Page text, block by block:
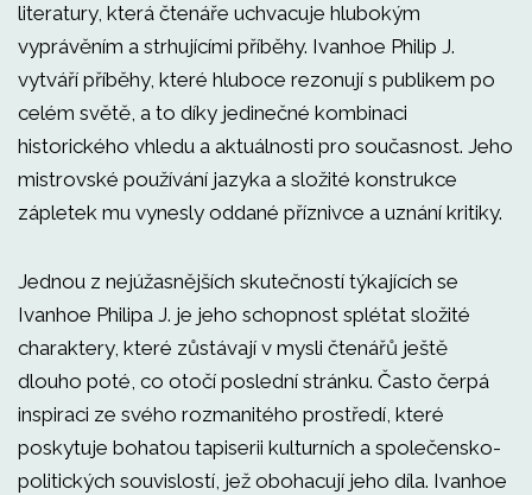
literatury, která čtenáře uchvacuje hlubokým
vyprávěním a strhujícími příběhy. Ivanhoe Philip J.
vytváří příběhy, které hluboce rezonují s publikem po
celém světě, a to díky jedinečné kombinaci
historického vhledu a aktuálnosti pro současnost. Jeho
mistrovské používání jazyka a složité konstrukce
zápletek mu vynesly oddané příznivce a uznání kritiky.
Jednou z nejúžasnějších skutečností týkajících se
Ivanhoe Philipa J. je jeho schopnost splétat složité
charaktery, které zůstávají v mysli čtenářů ještě
dlouho poté, co otočí poslední stránku. Často čerpá
inspiraci ze svého rozmanitého prostředí, které
poskytuje bohatou tapiserii kulturních a společensko-
politických souvislostí, jež obohacují jeho díla. Ivanhoe